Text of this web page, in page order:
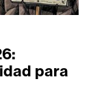
para